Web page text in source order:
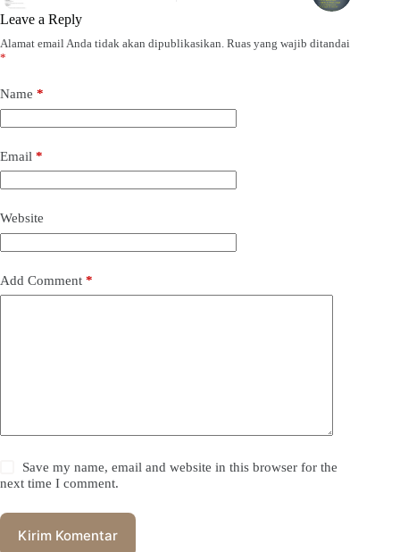
Leave a Reply
Alamat email Anda tidak akan dipublikasikan. Ruas yang wajib ditandai
*
Name *
Email *
Website
Add Comment *
Save my name, email and website in this browser for the
next time I comment.
Kirim Komentar